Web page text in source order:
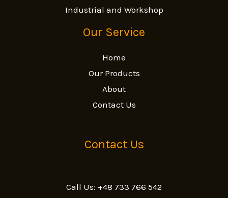
Industrial and Workshop
Our Service
Home
Our Products
About
Contact Us
Contact Us
Call Us: +48 733 766 542